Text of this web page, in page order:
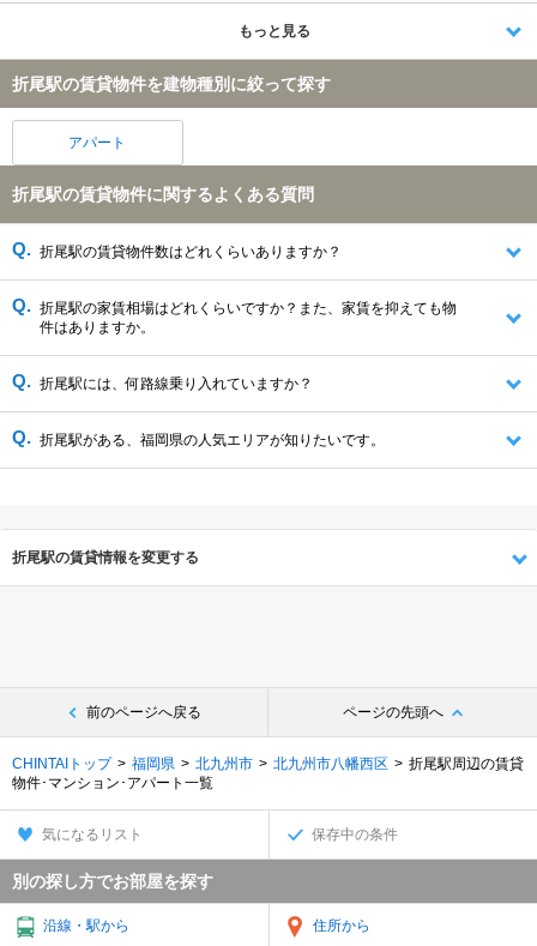
もっと見る
折尾駅の賃貸物件を建物種別に絞って探す
アパート
折尾駅の賃貸物件に関するよくある質問
折尾駅の賃貸物件数はどれくらいありますか？
折尾駅の家賃相場はどれくらいですか？また、家賃を抑えても物
件はありますか。
折尾駅には、何路線乗り入れていますか？
折尾駅がある、福岡県の人気エリアが知りたいです。
折尾駅の賃貸情報を変更する
前のページへ戻る ページの先頭へ
CHINTAIトップ 福岡県 北九州市 北九州市八幡西区
折尾駅周辺の賃貸
物件･マンション･アパート一覧
気になるリスト 保存中の条件
別の探し方でお部屋を探す
沿線・駅から 住所から